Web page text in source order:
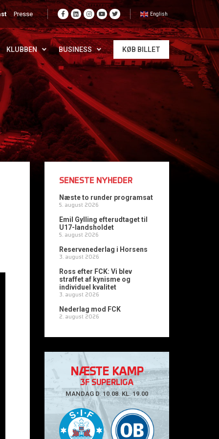
Presse English
KLUBBEN BUSINESS KØB BILLET
SENESTE NYHEDER
Næste to runder programsat
5. august 2026
Emil Gylling efterudtaget til
U17-landsholdet
5. august 2026
Reservenederlag i Horsens
3. august 2026
Ross efter FCK: Vi blev
straffet af kynisme og
individuel kvalitet
3. august 2026
Nederlag mod FCK
2. august 2026
NÆSTE KAMP
3F SUPERLIGA
MANDAG D. 10.08. KL. 19.00